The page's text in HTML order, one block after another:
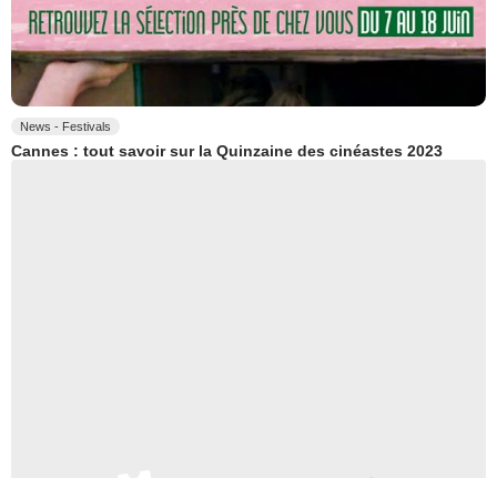
News - Festivals
Cannes : tout savoir sur la Quinzaine des cinéastes 2023